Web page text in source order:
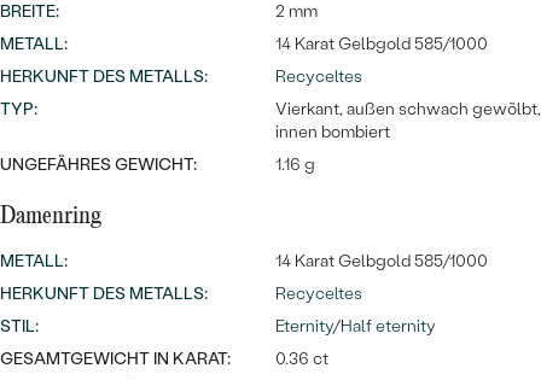
BREITE:
2 mm
METALL:
14 Karat Gelbgold 585/1000
HERKUNFT DES METALLS:
Recyceltes
TYP:
Vierkant, außen schwach gewölbt,
innen bombiert
UNGEFÄHRES GEWICHT:
1.16 g
Damenring
METALL:
14 Karat Gelbgold 585/1000
HERKUNFT DES METALLS:
Recyceltes
STIL:
Eternity/Half eternity
GESAMTGEWICHT IN KARAT:
0.36 ct